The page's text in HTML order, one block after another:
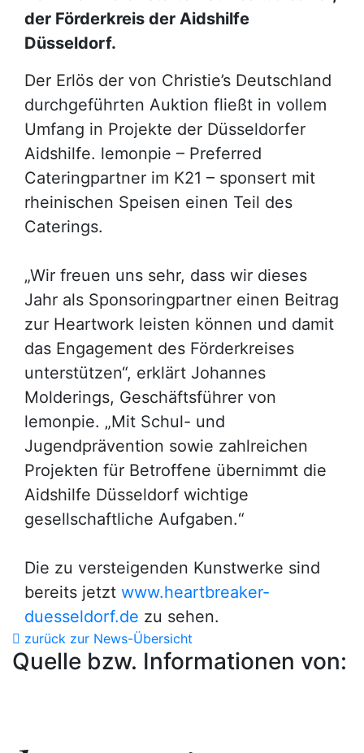
der Förderkreis der Aidshilfe
Düsseldorf.
Der Erlös der von Christie’s Deutschland
durchgeführten Auktion fließt in vollem
Umfang in Projekte der Düsseldorfer
Aidshilfe. lemonpie – Preferred
Cateringpartner im K21 – sponsert mit
rheinischen Speisen einen Teil des
Caterings.
„Wir freuen uns sehr, dass wir dieses
Jahr als Sponsoringpartner einen Beitrag
zur Heartwork leisten können und damit
das Engagement des Förderkreises
unterstützen“, erklärt Johannes
Molderings, Geschäftsführer von
lemonpie. „Mit Schul- und
Jugendprävention sowie zahlreichen
Projekten für Betroffene übernimmt die
Aidshilfe Düsseldorf wichtige
gesellschaftliche Aufgaben.“
Die zu versteigenden Kunstwerke sind
bereits jetzt www.heartbreaker-
duesseldorf.de zu sehen.
zurück zur News-Übersicht
Quelle bzw. Informationen von: